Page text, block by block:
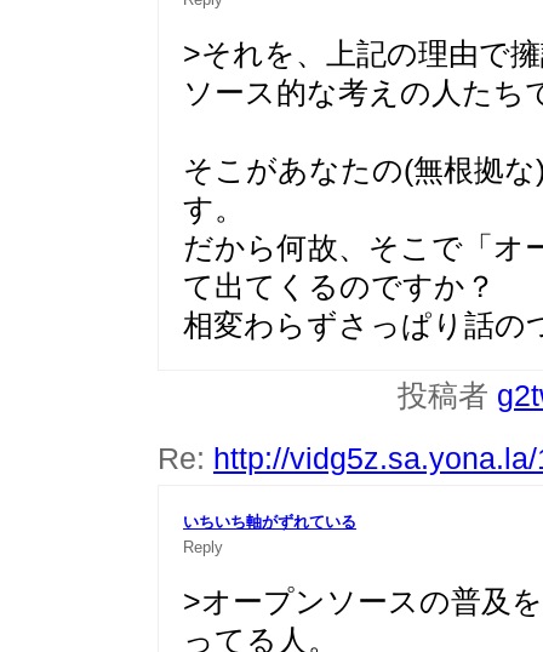
>それを、上記の理由で
ソース的な考えの人たち
そこがあなたの(無根拠
す。
だから何故、そこで「オ
て出てくるのですか？
相変わらずさっぱり話の
投稿者
Re: http://
いちいち軸がずれている
Reply
>オープンソースの普及
ってる人。